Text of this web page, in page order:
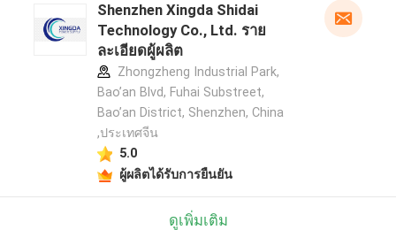
Shenzhen Xingda Shidai
Technology Co., Ltd. ราย
ละเอียดผู้ผลิต
Zhongzheng Industrial Park,
Bao’an Blvd, Fuhai Substreet,
Bao’an District, Shenzhen, China
,ประเทศจีน
5.0
ผู้ผลิตได้รับการยืนยัน
ดูเพิ่มเติม